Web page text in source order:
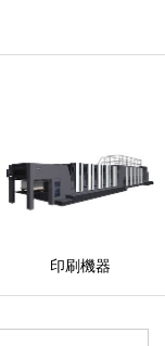
印刷機器